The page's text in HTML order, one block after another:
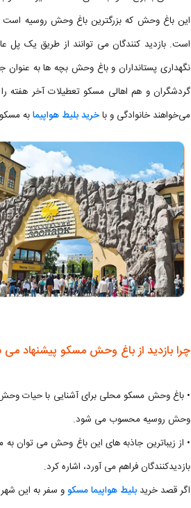
است. بازدید کنندگان می توانند از طریق یک پل
نگهداری پستانداران و باغ وحش بچه ها به
گردشگران و هم اهالی مسکو تعطیلات آخر هفته
می‌خواهند خانوادگی و باخرید بلیط هواپیمابه
چرا بازدید از باغ وحش مسکو پیشنهاد
• باغ وحش مسکو محلی برای آشنایی با حیات وحش
وحش روسیه محسوب می شود.
• از زیباترین جاذبه های این باغ وحش می توان به
بازدیدکنندگان فراهم می آورد، اشاره کرد.
اگر قصد خرید بلیط هواپیما مسکوو سفر به این